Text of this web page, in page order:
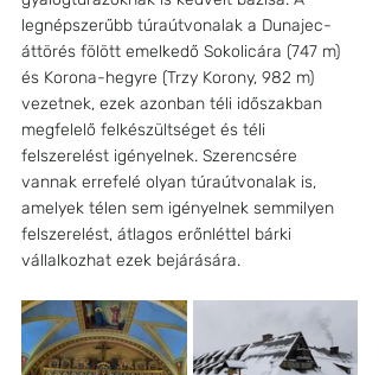
legnépszerűbb túraútvonalak a Dunajec-
áttörés fölött emelkedő Sokolicára (747 m)
és Korona-hegyre (Trzy Korony, 982 m)
vezetnek, ezek azonban téli időszakban
megfelelő felkészültséget és téli
felszerelést igényelnek. Szerencsére
vannak errefelé olyan túraútvonalak is,
amelyek télen sem igényelnek semmilyen
felszerelést, átlagos erőnléttel bárki
vállalkozhat ezek bejárására.